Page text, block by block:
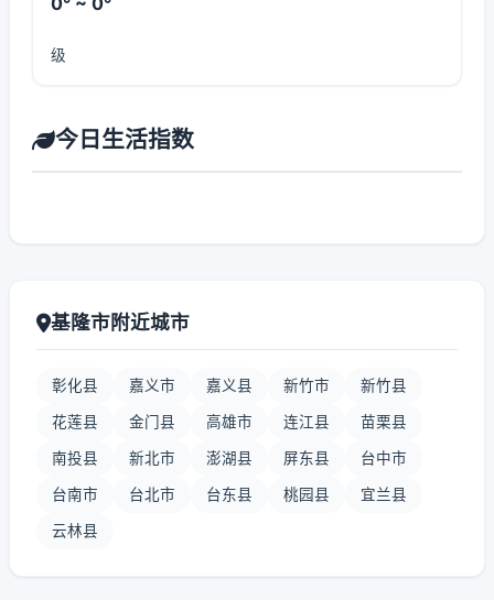
级
今日生活指数
基隆市附近城市
彰化县 嘉义市 嘉义县 新竹市 新竹县
花莲县 金门县 高雄市 连江县 苗栗县
南投县 新北市 澎湖县 屏东县 台中市
台南市 台北市 台东县 桃园县 宜兰县
云林县